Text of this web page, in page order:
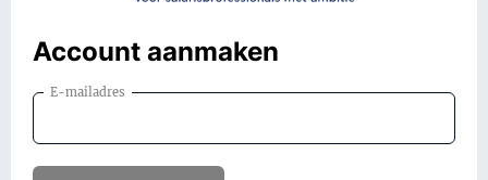
Account aanmaken
E-mailadres